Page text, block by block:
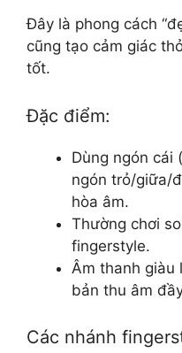
Đây là phong cách
cũng tạo cảm giác
tốt.
Đặc điểm:
Dùng ngón cái
ngón trỏ/giữa/
hòa âm.
Thường chơi
fingerstyle.
Âm thanh giàu
bản thu âm
Các nhánh